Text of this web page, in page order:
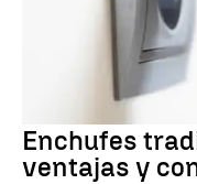
Enchufes
ventajas y